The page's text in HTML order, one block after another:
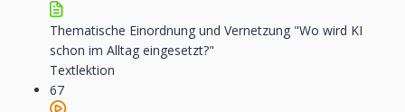
Thematische Einordnung und Vernetzung "Wo wird KI
schon im Alltag eingesetzt?"
Textlektion
67